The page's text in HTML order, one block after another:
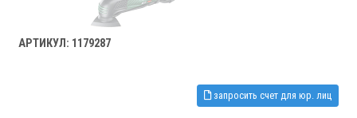
АРТИКУЛ: 1179287
запросить счет для юр. лиц